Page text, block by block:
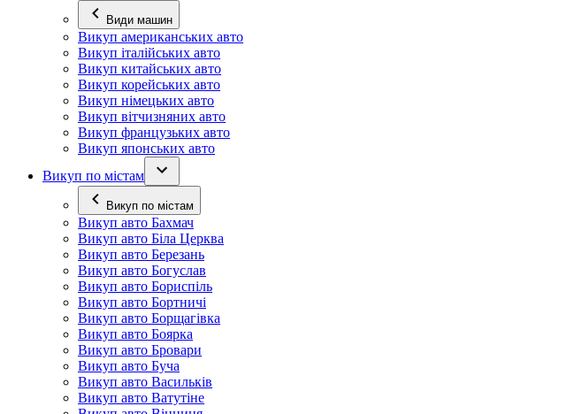
Види машин
Викуп американських авто
Викуп італійських авто
Викуп китайських авто
Викуп корейських авто
Викуп німецьких авто
Викуп вітчизняних авто
Викуп французьких авто
Викуп японських авто
Викуп по містам
Викуп по містам
Викуп авто Бахмач
Викуп авто Біла Церква
Викуп авто Березань
Викуп авто Богуслав
Викуп авто Бориспіль
Викуп авто Бортничі
Викуп авто Борщагівка
Викуп авто Боярка
Викуп авто Бровари
Викуп авто Буча
Викуп авто Васильків
Викуп авто Ватутіне